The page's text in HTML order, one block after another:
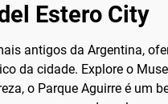
Estero City
antigos da Argentina,
da cidade. Explore o
o Parque Aguirre é um